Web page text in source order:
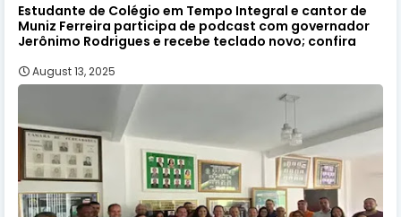
Estudante de Colégio em Tempo Integral e cantor de
Muniz Ferreira participa de podcast com governador
Jerônimo Rodrigues e recebe teclado novo; confira
August 13, 2025